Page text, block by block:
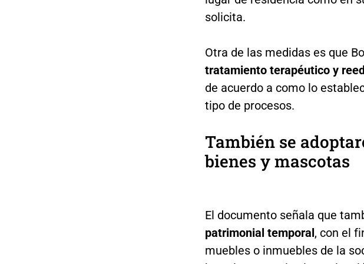
solicita.
Otra de las medidas es que
tratamiento terapéutico y
de acuerdo a como lo
tipo de procesos.
También se
bienes y mascotas
El documento señala que
patrimonial temporal, con el
muebles o inmuebles de la